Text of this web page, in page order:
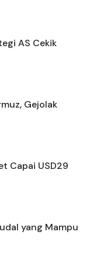
AS Cekik
Gejolak
Capai USD29
yang Mampu